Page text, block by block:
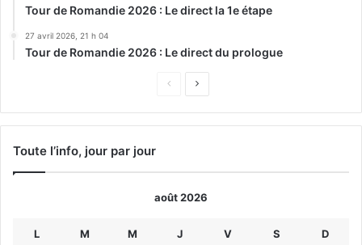
Tour de Romandie 2026 : Le direct la 1e étape
27 avril 2026, 21 h 04
Tour de Romandie 2026 : Le direct du prologue
Page
Page
Toute l’info, jour par jour
août 2026
L M M J V S D